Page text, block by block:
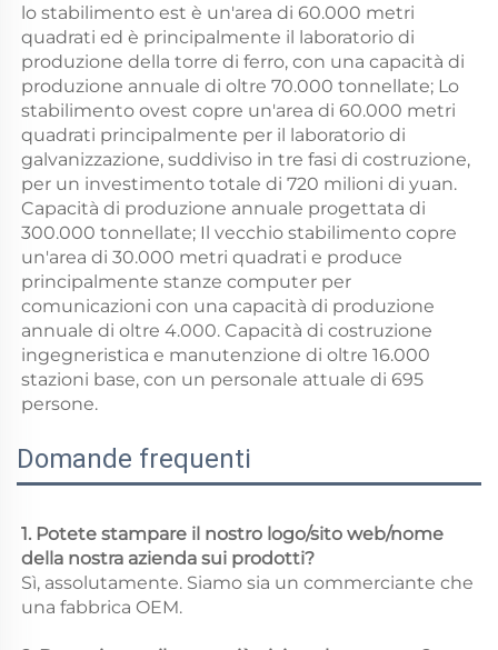
lo stabilimento est è un'area di 60.000 metri
quadrati ed è principalmente il laboratorio di
produzione della torre di ferro, con una capacità di
produzione annuale di oltre 70.000 tonnellate; Lo
stabilimento ovest copre un'area di 60.000 metri
quadrati principalmente per il laboratorio di
galvanizzazione, suddiviso in tre fasi di costruzione,
per un investimento totale di 720 milioni di yuan.
Capacità di produzione annuale progettata di
300.000 tonnellate; Il vecchio stabilimento copre
un'area di 30.000 metri quadrati e produce
principalmente stanze computer per
comunicazioni con una capacità di produzione
annuale di oltre 4.000. Capacità di costruzione
ingegneristica e manutenzione di oltre 16.000
stazioni base, con un personale attuale di 695
persone.
Domande frequenti
1. Potete stampare il nostro logo/sito web/nome
della nostra azienda sui prodotti?
Sì, assolutamente. Siamo sia un commerciante che
una fabbrica OEM.